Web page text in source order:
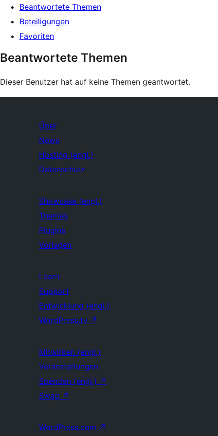
Beantwortete Themen
Beteiligungen
Favoriten
Beantwortete Themen
Dieser Benutzer hat auf keine Themen geantwortet.
Über
News
Hosting (engl.)
Datenschutz
Showcase (engl.)
Themes
Plugins
Vorlagen
Learn
Support
Entwicklung (engl.)
WordPress.tv ↗
Mitwirken (engl.)
Veranstaltungen
Spenden (engl.) ↗
Swag ↗
WordPress.com ↗